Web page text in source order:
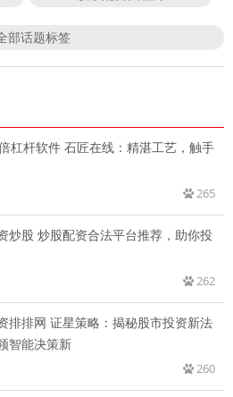
部话题标签
杠杆软件 石匠在线：精湛工艺，触手
265
炒股 炒股配资合法平台推荐，助你投
262
排排网 证星策略：揭秘股市投资新法
智能决策新
260